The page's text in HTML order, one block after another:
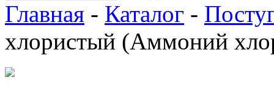
Главная - Каталог -
хлористый (Аммоний